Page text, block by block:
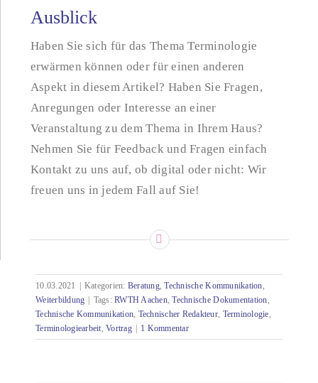
Ausblick
Haben Sie sich für das Thema Terminologie
erwärmen können oder für einen anderen
Aspekt in diesem Artikel? Haben Sie Fragen,
Anregungen oder Interesse an einer
Veranstaltung zu dem Thema in Ihrem Haus?
Nehmen Sie für Feedback und Fragen einfach
Kontakt zu uns auf, ob digital oder nicht: Wir
freuen uns in jedem Fall auf Sie!
10.03.2021 Kategorien: Beratung,Technische Kommunikation,
Weiterbildung
Tags:RWTH Aachen,Technische Dokumentation,
Technische Kommunikation, Technischer Redakteur, Terminologie,
Terminologiearbeit,Vortrag 1 Kommentar